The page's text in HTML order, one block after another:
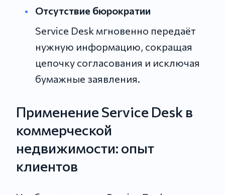
Отсутствие бюрократии
Service Desk мгновенно передаёт
нужную информацию, сокращая
цепочку согласования и исключая
бумажные заявления.
Применение Service Desk в
коммерческой
недвижимости: опыт
клиентов